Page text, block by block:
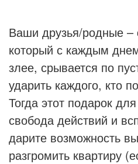
Ваши друзья/родные –
который с каждым
злее, срывается по
ударить каждого, кто
Тогда этот подарок
свобода действий и
дарите возможность
разгромить квартиру